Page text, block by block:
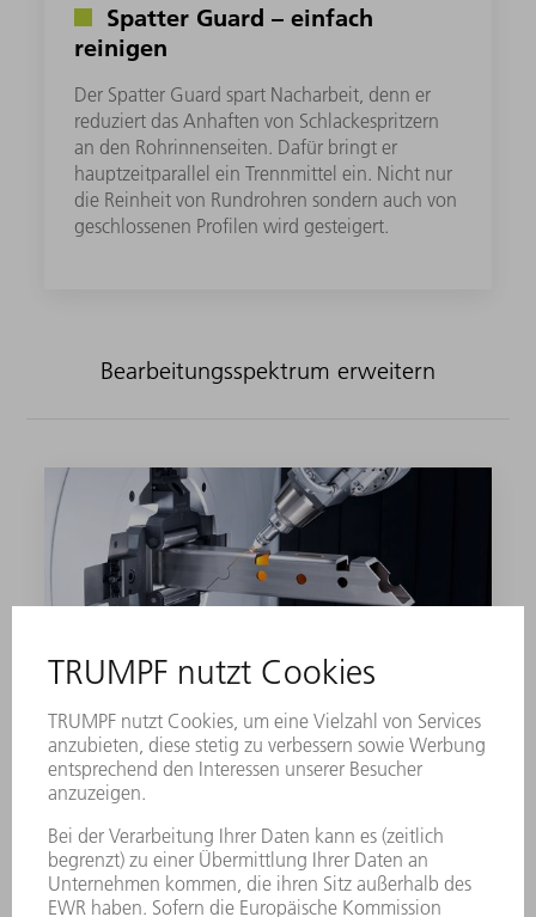
Spatter Guard – einfach
reinigen
Der Spatter Guard spart Nacharbeit, denn er
reduziert das Anhaften von Schlackespritzern
an den Rohrinnenseiten. Dafür bringt er
hauptzeitparallel ein Trennmittel ein.​ Nicht nur
die Reinheit von Rundrohren sondern auch von
geschlossenen Profilen wird gesteigert​.
Bearbeitungsspektrum erweitern
Schrägschnitt – Flexible
Formgebung
Die TruLaser Tube 7000 bearbeitet
Schrägschnitte bis 45°. Das reduziert
nachgelagerte Bearbeitungsschritte z.B. zur